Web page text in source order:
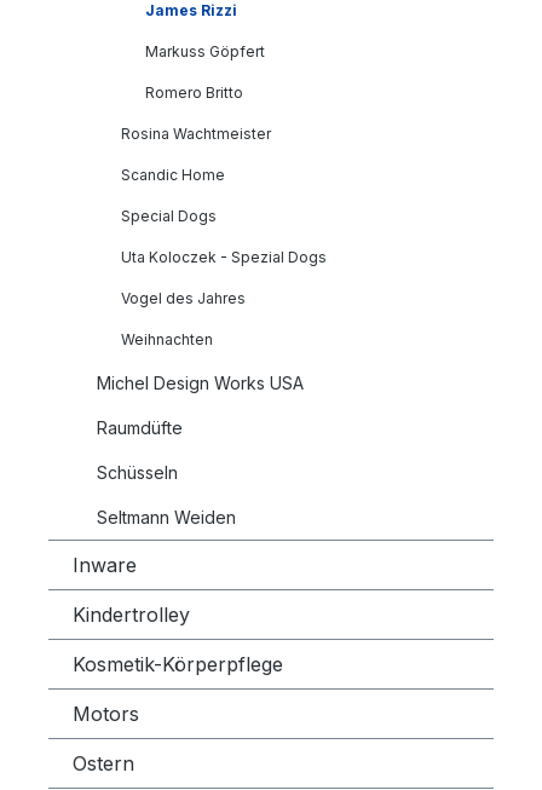
James Rizzi
Markuss Göpfert
Romero Britto
Rosina Wachtmeister
Scandic Home
Special Dogs
Uta Koloczek - Spezial Dogs
Vogel des Jahres
Weihnachten
Michel Design Works USA
Raumdüfte
Schüsseln
Seltmann Weiden
Inware
Kindertrolley
Kosmetik-Körperpflege
Motors
Ostern